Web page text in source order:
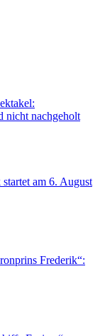
nicht nachgeholt
am 6. August
Frederik“: